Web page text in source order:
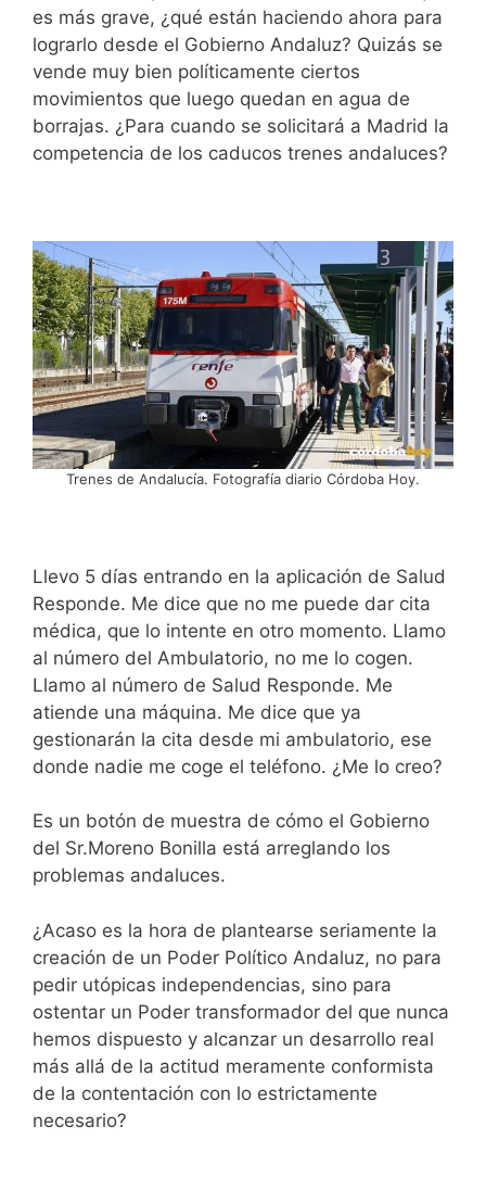
es más grave, ¿qué están haciendo ahora para
lograrlo desde el Gobierno Andaluz? Quizás se
vende muy bien políticamente ciertos
movimientos que luego quedan en agua de
borrajas. ¿Para cuando se solicitará a Madrid la
competencia de los caducos trenes andaluces?
Trenes de Andalucía. Fotografía diario Córdoba Hoy.
Llevo 5 días entrando en la aplicación de Salud
Responde. Me dice que no me puede dar cita
médica, que lo intente en otro momento. Llamo
al número del Ambulatorio, no me lo cogen.
Llamo al número de Salud Responde. Me
atiende una máquina. Me dice que ya
gestionarán la cita desde mi ambulatorio, ese
donde nadie me coge el teléfono. ¿Me lo creo?
Es un botón de muestra de cómo el Gobierno
del Sr.Moreno Bonilla está arreglando los
problemas andaluces.
¿Acaso es la hora de plantearse seriamente la
creación de un Poder Político Andaluz, no para
pedir utópicas independencias, sino para
ostentar un Poder transformador del que nunca
hemos dispuesto y alcanzar un desarrollo real
más allá de la actitud meramente conformista
de la contentación con lo estrictamente
necesario?